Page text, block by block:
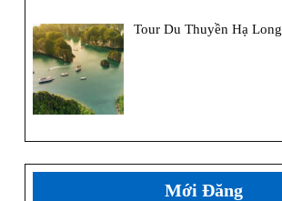
Tour Du Thuyền Hạ Long
Mới Đăng